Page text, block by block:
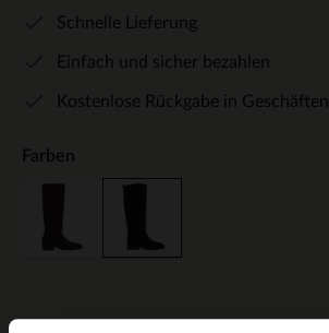
Schnelle Lieferung
Einfach und sicher bezahlen
Kostenlose Rückgabe in Geschäften
Farben